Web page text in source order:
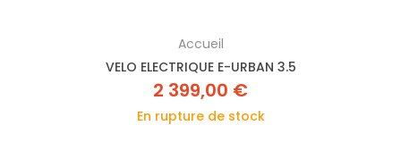
Accueil
VELO ELECTRIQUE E-URBAN 3.5
2 399,00 €
En rupture de stock